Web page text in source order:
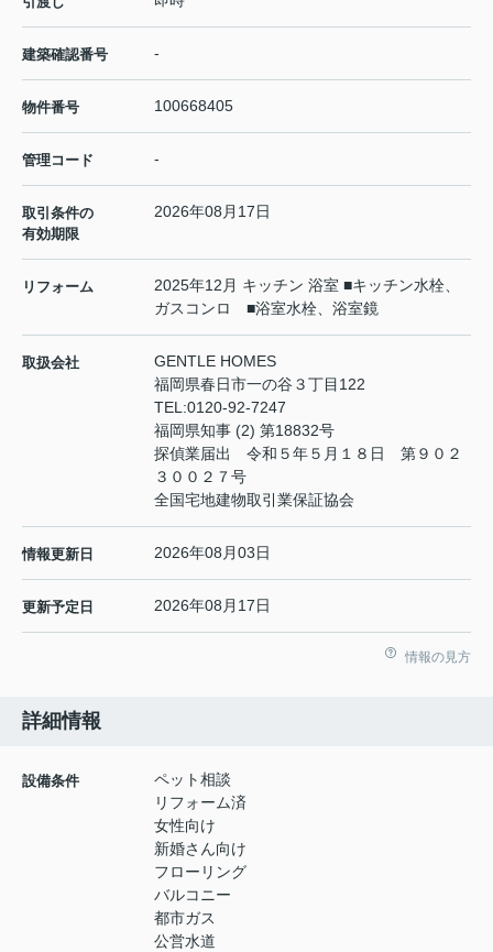
建築確認番号 -
物件番号 100668405
管理コード -
取引条件の
有効期限
2026年08月17日
リフォーム
2025年12月 キッチン 浴室 ■キッチン水栓、
ガスコンロ ■浴室水栓、浴室鏡
取扱会社
GENTLE HOMES
福岡県春日市一の谷３丁目122
TEL:0120-92-7247
福岡県知事 (2) 第18832号
探偵業届出 令和５年５月１８日 第９０２
３００２７号
全国宅地建物取引業保証協会
情報更新日 2026年08月03日
更新予定日 2026年08月17日
情報の見方
詳細情報
設備条件
ペット相談
リフォーム済
女性向け
新婚さん向け
フローリング
バルコニー
都市ガス
公営水道